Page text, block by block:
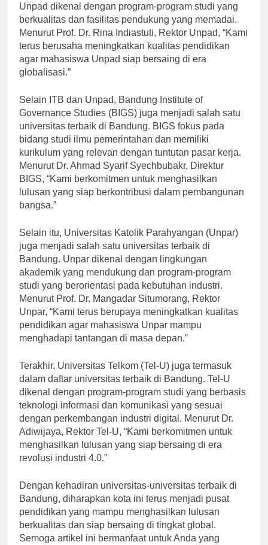
Unpad dikenal dengan program-program studi yang
berkualitas dan fasilitas pendukung yang memadai.
Menurut Prof. Dr. Rina Indiastuti, Rektor Unpad, “Kami
terus berusaha meningkatkan kualitas pendidikan
agar mahasiswa Unpad siap bersaing di era
globalisasi.”
Selain ITB dan Unpad, Bandung Institute of
Governance Studies (BIGS) juga menjadi salah satu
universitas terbaik di Bandung. BIGS fokus pada
bidang studi ilmu pemerintahan dan memiliki
kurikulum yang relevan dengan tuntutan pasar kerja.
Menurut Dr. Ahmad Syarif Syechbubakr, Direktur
BIGS, “Kami berkomitmen untuk menghasilkan
lulusan yang siap berkontribusi dalam pembangunan
bangsa.”
Selain itu, Universitas Katolik Parahyangan (Unpar)
juga menjadi salah satu universitas terbaik di
Bandung. Unpar dikenal dengan lingkungan
akademik yang mendukung dan program-program
studi yang berorientasi pada kebutuhan industri.
Menurut Prof. Dr. Mangadar Situmorang, Rektor
Unpar, “Kami terus berupaya meningkatkan kualitas
pendidikan agar mahasiswa Unpar mampu
menghadapi tantangan di masa depan.”
Terakhir, Universitas Telkom (Tel-U) juga termasuk
dalam daftar universitas terbaik di Bandung. Tel-U
dikenal dengan program-program studi yang berbasis
teknologi informasi dan komunikasi yang sesuai
dengan perkembangan industri digital. Menurut Dr.
Adiwijaya, Rektor Tel-U, “Kami berkomitmen untuk
menghasilkan lulusan yang siap bersaing di era
revolusi industri 4.0.”
Dengan kehadiran universitas-universitas terbaik di
Bandung, diharapkan kota ini terus menjadi pusat
pendidikan yang mampu menghasilkan lulusan
berkualitas dan siap bersaing di tingkat global.
Semoga artikel ini bermanfaat untuk Anda yang